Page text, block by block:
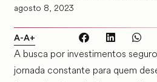
agosto 8, 2023
A-A+
A busca por investimentos
jornada constante para quem